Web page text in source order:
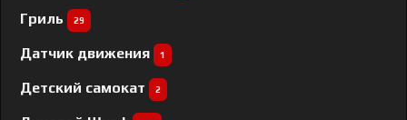
Гриль 29
Датчик движения 1
Детский самокат 2